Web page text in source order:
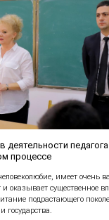
деятельности педагога
процессе
имеет очень
оказывает существенное
подрастающего
государства.